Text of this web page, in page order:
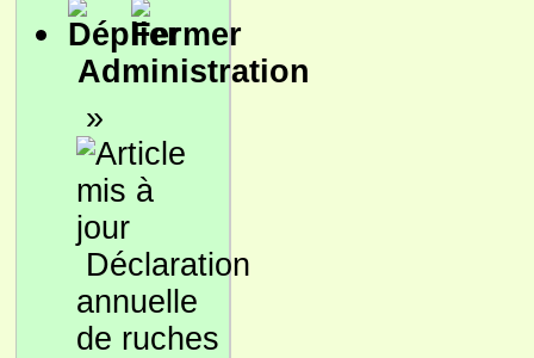
Administration
»
Déclaration
annuelle
de ruches